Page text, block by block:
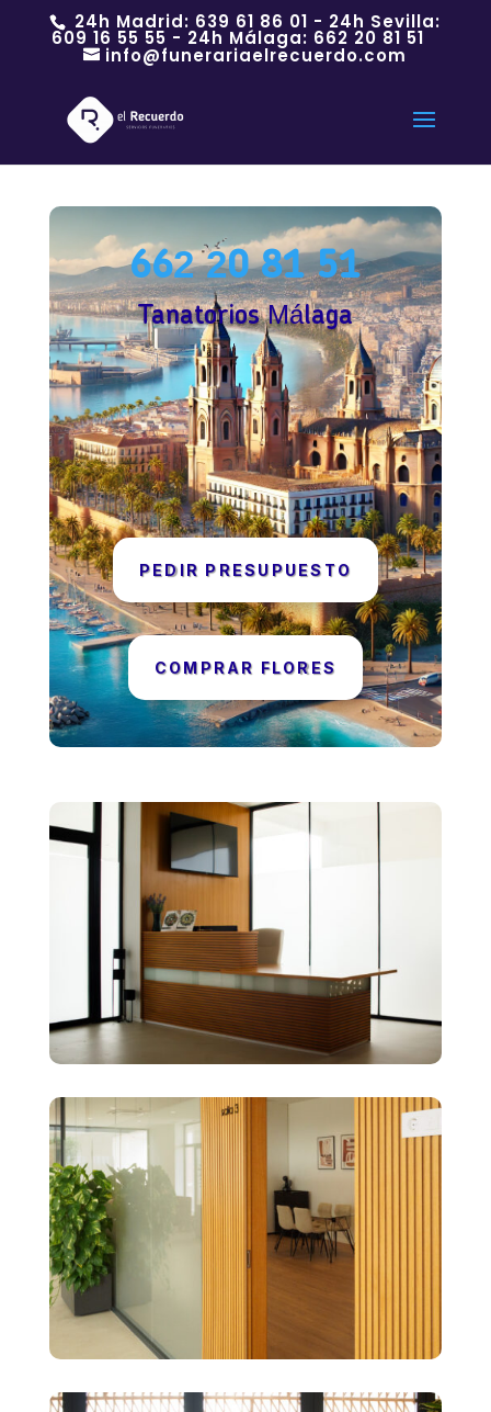
24h Madrid: 639 61 86 01 - 24h Sevilla:
609 16 55 55 - 24h Málaga: 662 20 81 51
info@funerariaelrecuerdo.com
662 20 81 51
Tanatorios Málaga
PEDIR PRESUPUESTO
COMPRAR FLORES